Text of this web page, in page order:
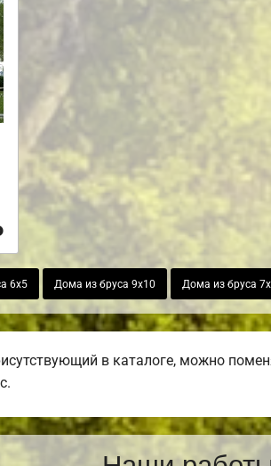
6х5 Дома из бруса 9х10 Дома из бруса
в каталоге, можно